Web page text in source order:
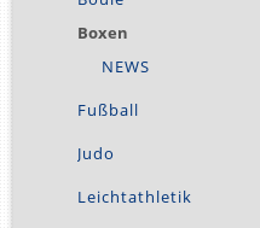
Boxen
NEWS
Fußball
Judo
Leichtathletik